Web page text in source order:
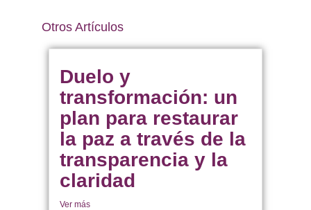
Otros Artículos
Duelo y
transformación: un
plan para restaurar
la paz a través de la
transparencia y la
claridad
Ver más